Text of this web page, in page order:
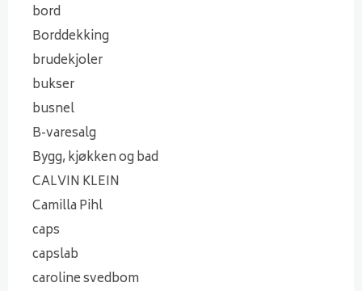
bord
Borddekking
brudekjoler
bukser
busnel
B-varesalg
Bygg, kjøkken og bad
CALVIN KLEIN
Camilla Pihl
caps
capslab
caroline svedbom